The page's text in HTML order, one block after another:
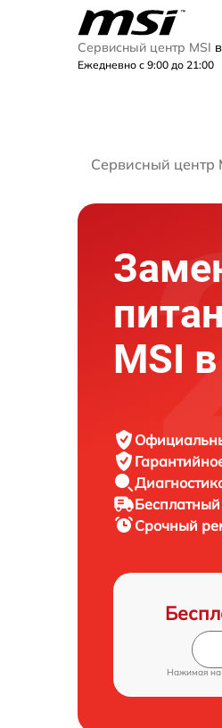
Сервисный центр MSI
Ежедневно с 9:00 до 21:00
Сервисный центр
MSI
Срочный
Нажимая на